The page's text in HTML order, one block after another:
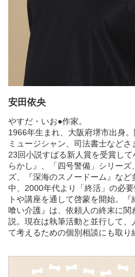
安田依央
やすだ・いお●作家。
1966年生まれ、大阪府堺市出身
ミュージシャン、司法書士など
23回小説すばる新人賞を受賞し
らかし』、「四号警備」シリー
ズ、『深海のスノードーム』な
中、2000年代より「終活」の必
トや講座を通して啓蒙を開始。
喰い介護』は、依頼人の終末に
説。現在は執筆活動と並行して
て考えるための個別相談にも取り